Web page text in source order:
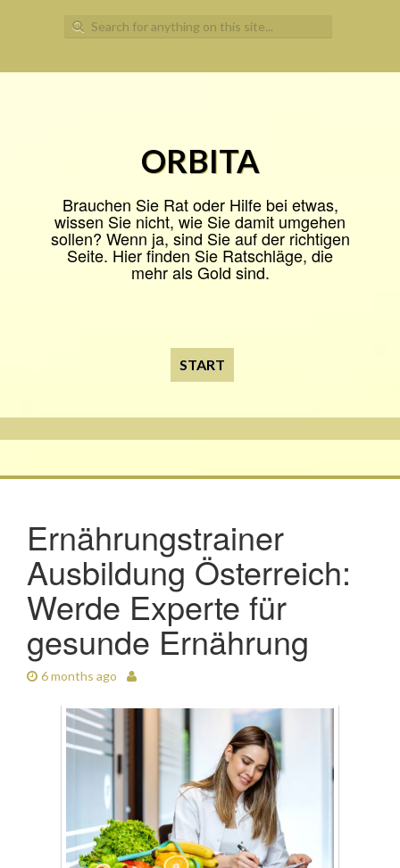
Search
for:
ORBITA
Brauchen Sie Rat oder Hilfe bei etwas,
wissen Sie nicht, wie Sie damit umgehen
sollen? Wenn ja, sind Sie auf der richtigen
Seite. Hier finden Sie Ratschläge, die
mehr als Gold sind.
START
Ernährungstrainer
Ausbildung Österreich:
Werde Experte für
gesunde Ernährung
6 months ago